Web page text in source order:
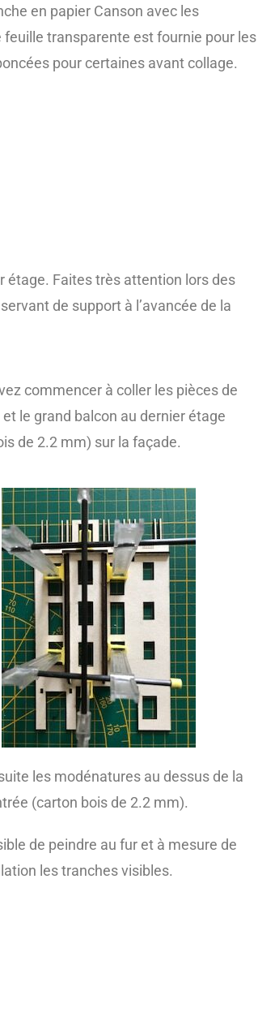
en papier Canson avec les
transparente est fournie pour les
pour certaines avant collage.
étage. Faites très attention lors des
de support à l’avancée de la
commencer à coller les pièces de
et le grand balcon au dernier étage
de 2.2 mm) sur la façade.
les modénatures au dessus de la
(carton bois de 2.2 mm).
de peindre au fur et à mesure de
les tranches visibles.